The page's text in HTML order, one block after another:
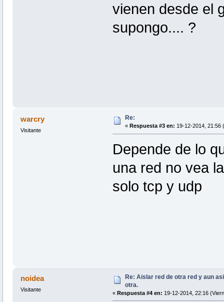
vienen desde el
supongo.... ?
warcry
Visitante
Re:
« Respuesta #3 en: 19-12-2014, 21:56
Depende de lo
una red no vea
solo tcp y udp
noidea
Visitante
Re: Aislar red de otra red y aun
otra.
« Respuesta #4 en: 19-12-2014, 22:16